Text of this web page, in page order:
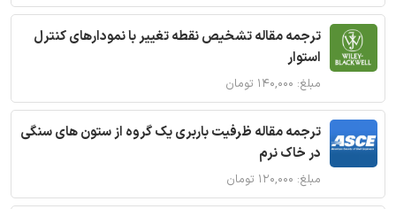
ترجمه مقاله تشخیص نقطه تغییر با نمودارهای کنترل
استوار
مبلغ: ۱۴۰,۰۰۰ تومان
ترجمه مقاله ظرفیت باربری یک گروه از ستون های سنگی
در خاک نرم
مبلغ: ۱۲۰,۰۰۰ تومان